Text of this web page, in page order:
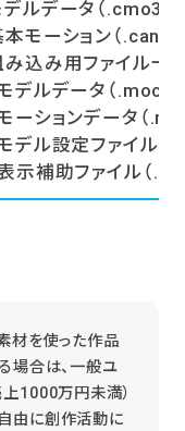
ルデータ（.cmo3）
モーション（.can3）
み込み用ファイル一
モデルデータ（.moc3）
モーションデータ（
モデル設定ファイル
表示補助ファイル（
材を使った作品
場合は、一般ユ
1000万円未満）
由に創作活動に